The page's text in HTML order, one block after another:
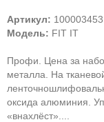
Артикул: 100003453
Модель: FIT IT
Профи. Цена за
металла. На
оксида алюминия.
«внахлёст»....